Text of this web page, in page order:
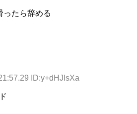
ったら辞める
ID:y+dHJlsXa